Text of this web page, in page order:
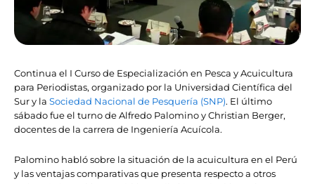
Continua el I Curso de Especialización en Pesca y Acuicultura
para Periodistas, organizado por la Universidad Científica del
Sur y la Sociedad Nacional de Pesquería (SNP). El último
sábado fue el turno de Alfredo Palomino y Christian Berger,
docentes de la carrera de Ingeniería Acuícola.
Palomino habló sobre la situación de la acuicultura en el Perú
y las ventajas comparativas que presenta respecto a otros